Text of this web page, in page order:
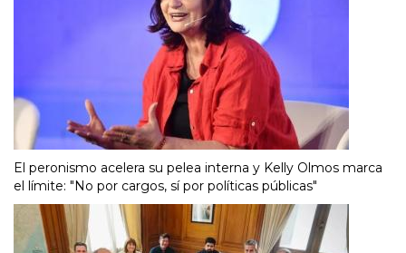
El peronismo acelera su pelea interna y Kelly Olmos marca
el límite: "No por cargos, sí por políticas públicas"